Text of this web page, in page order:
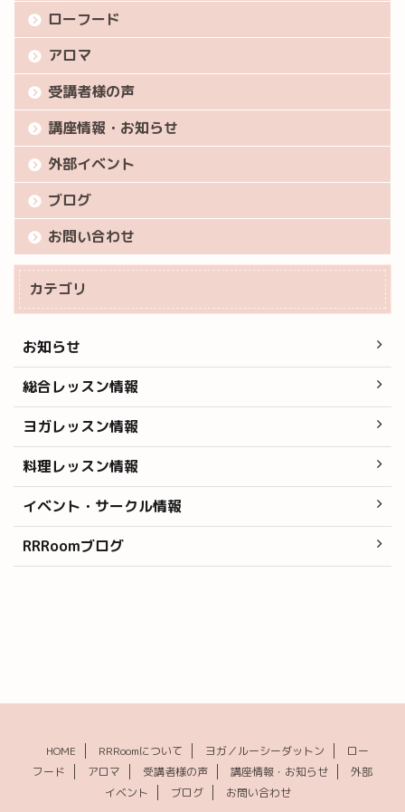
ローフード
アロマ
受講者様の声
講座情報・お知らせ
外部イベント
ブログ
お問い合わせ
カテゴリ
お知らせ
総合レッスン情報
ヨガレッスン情報
料理レッスン情報
イベント・サークル情報
RRRoomブログ
HOME RRRoomについて ヨガ／ルーシーダットン
ロー
フード
アロマ 受講者様の声 講座情報・お知らせ
外部
イベント
ブログ お問い合わせ